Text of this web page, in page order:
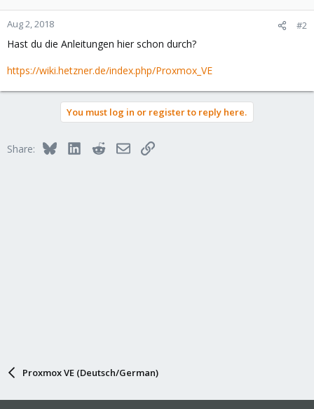
Aug 2, 2018 #2
Hast du die Anleitungen hier schon durch?
https://wiki.hetzner.de/index.php/Proxmox_VE
You must log in or register to reply here.
Share: BlueskyLinkedInRedditEmailLink
Proxmox VE (Deutsch/German)